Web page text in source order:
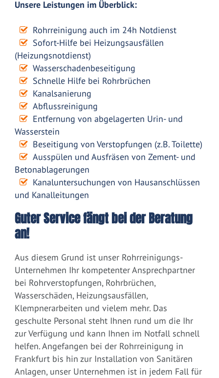
Unsere Leistungen im Überblick:
Rohrreinigung auch im 24h Notdienst
Sofort-Hilfe bei Heizungsausfällen
(Heizungsnotdienst)
Wasserschadenbeseitigung
Schnelle Hilfe bei Rohrbrüchen
Kanalsanierung
Abflussreinigung
Entfernung von abgelagerten Urin- und
Wasserstein
Beseitigung von Verstopfungen (z.B. Toilette)
Ausspülen und Ausfräsen von Zement- und
Betonablagerungen
Kanaluntersuchungen von Hausanschlüssen
und Kanalleitungen
Guter Service fängt bei der Beratung
an!
Aus diesem Grund ist unser Rohrreinigungs-
Unternehmen Ihr kompetenter Ansprechpartner
bei Rohrverstopfungen, Rohrbrüchen,
Wasserschäden, Heizungsausfällen,
Klempnerarbeiten und vielem mehr. Das
geschulte Personal steht Ihnen rund um die Ihr
zur Verfügung und kann Ihnen im Notfall schnell
helfen. Angefangen bei der Rohrreinigung in
Frankfurt bis hin zur Installation von Sanitären
Anlagen, unser Unternehmen ist in jedem Fall für